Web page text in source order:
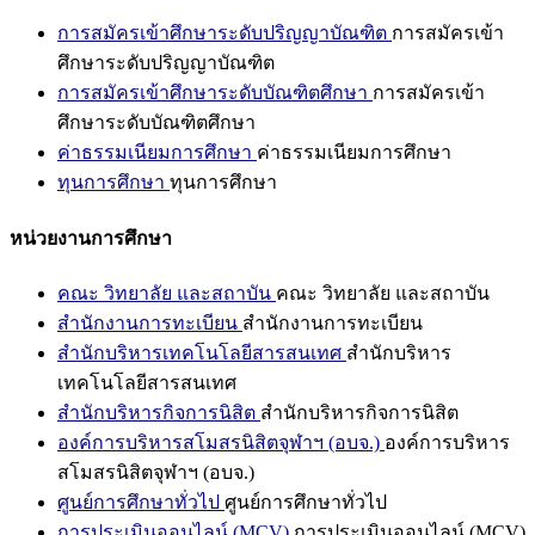
การสมัครเข้าศึกษาระดับปริญญาบัณฑิต การสมัครเข้า
ศึกษาระดับปริญญาบัณฑิต
การสมัครเข้าศึกษาระดับบัณฑิตศึกษา การสมัครเข้า
ศึกษาระดับบัณฑิตศึกษา
ค่าธรรมเนียมการศึกษา ค่าธรรมเนียมการศึกษา
ทุนการศึกษา ทุนการศึกษา
หน่วยงานการศึกษา
คณะ วิทยาลัย และสถาบัน คณะ วิทยาลัย และสถาบัน
สำนักงานการทะเบียน สำนักงานการทะเบียน
สำนักบริหารเทคโนโลยีสารสนเทศ สำนักบริหาร
เทคโนโลยีสารสนเทศ
สำนักบริหารกิจการนิสิต สำนักบริหารกิจการนิสิต
องค์การบริหารสโมสรนิสิตจุฬาฯ (อบจ.) องค์การบริหาร
สโมสรนิสิตจุฬาฯ (อบจ.)
ศูนย์การศึกษาทั่วไป ศูนย์การศึกษาทั่วไป